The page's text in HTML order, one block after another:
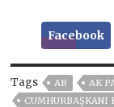
Facebook
Tags AB AK
CUMHURBAŞKANI